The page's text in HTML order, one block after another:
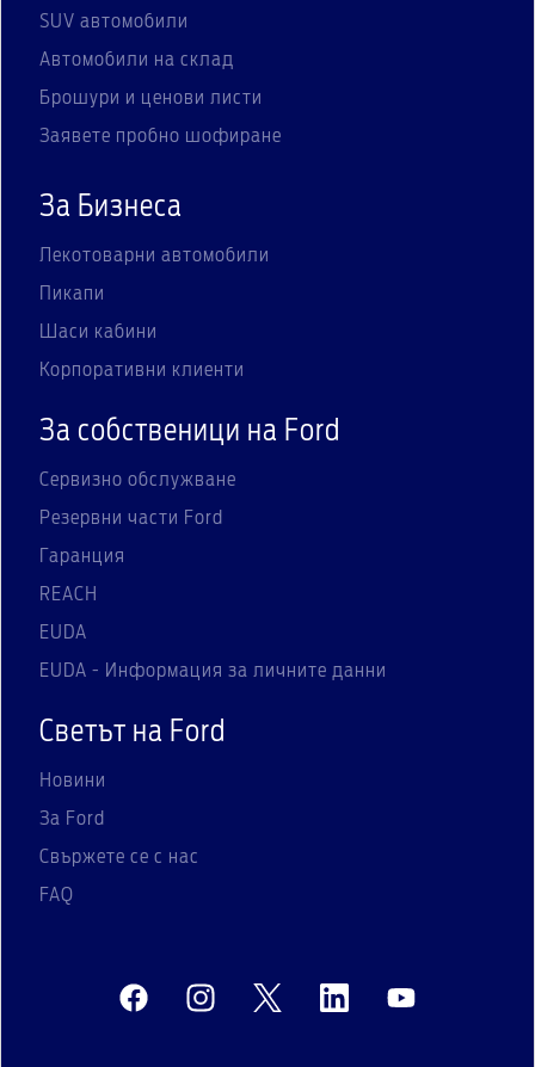
SUV автомобили
Автомобили на склад
Брошури и ценови листи
Заявете пробно шофиране
За Бизнеса
Лекотоварни автомобили
Пикапи
Шаси кабини
Корпоративни клиенти
За собственици на Ford
Сервизно обслужване
Резервни части Ford
Гаранция
REACH
EUDA
EUDA - Информация за личните данни
Светът на Ford
Новини
За Ford
Свържете се с нас
FAQ